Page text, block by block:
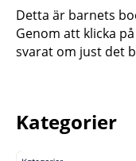
Detta är barnets
Genom att klicka
svarat om just det
Kategorier